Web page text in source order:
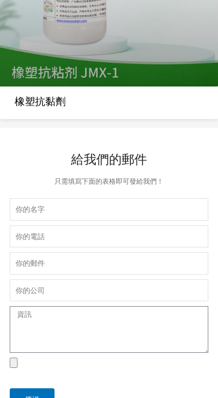
橡塑抗黏劑
給我們的郵件
只需填寫下面的表格即可發給我們！
Message
file